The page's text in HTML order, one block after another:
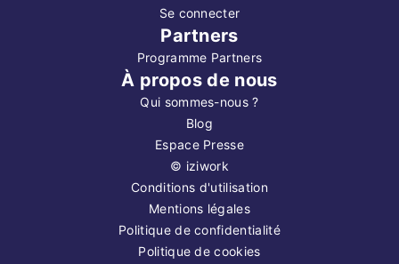
Se connecter
Partners
Programme Partners
À propos de nous
Qui sommes-nous ?
Blog
Espace Presse
© iziwork
Conditions d'utilisation
Mentions légales
Politique de confidentialité
Politique de cookies